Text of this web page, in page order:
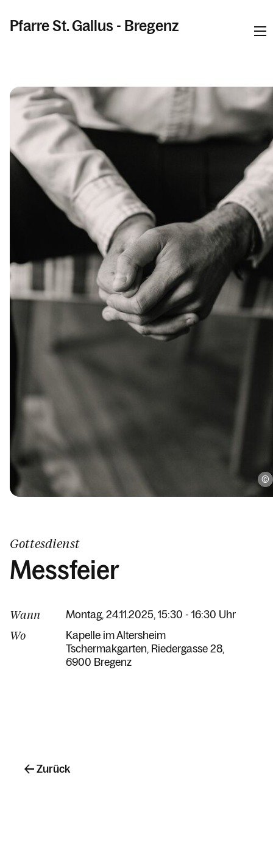
Pfarre St. Gallus - Bregenz
Kalender
Personen
Kontakt
Gottesdienst
Messfeier
Wann Montag, 24.11.2025, 15:30 - 16:30 Uhr
Wo
Kapelle im Altersheim
Tschermakgarten Riedergasse 28
6900 Bregenz
Zurück